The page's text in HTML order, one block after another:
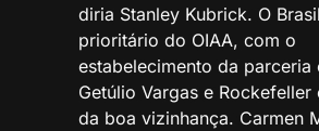
diria Stanley Kubrick. O
prioritário do OIAA, com o
estabelecimento da parceria
Getúlio Vargas e Rockefeller
da boa vizinhança. Carmen